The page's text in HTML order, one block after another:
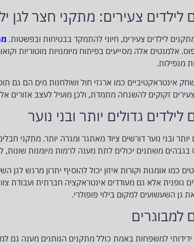
לילדים צעירים: מתקני חצר לגן
לילדים צעירים, חיוני להתמקד בבטיחות ובפשטות.
אלמנטים אלה מסייעים בפיתוח מיומנויות מוטוריות
מנפילות.
אינטראקטיביים כמו ארגזי חול ושולחנות מים הם גם
צעירים זקוקים להשגחה מתמדת, ולכן מועיל לעצב
גדולים יותר ובני נוער
יותר ובני נוער דורשים ציוד מאתגר ומגרה יותר.
בגבהים משתנים יכולים לתת מענה לרמות מיומנות שונות,
כמו אומגות וקורות איזון יכול להוסיף יתרון מרגש
גופנית אלא גם מעודדים אינטראקציה חברתית ועבודת
גן השעשועים למקום בילוי פופולרי.
למבוגרים
למשפחות באמת כולל מתקנים הנותנים מענה גם